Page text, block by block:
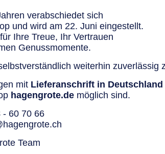
verabschiedet sich
und wird am 22. Juni eingestellt.
Ihre Treue, Ihr Vertrauen
Genussmomente.
weiterhin zuverlässig
mit Lieferanschrift in Deutschland
hagengrote.demöglich sind.
- 60 70 66
Team